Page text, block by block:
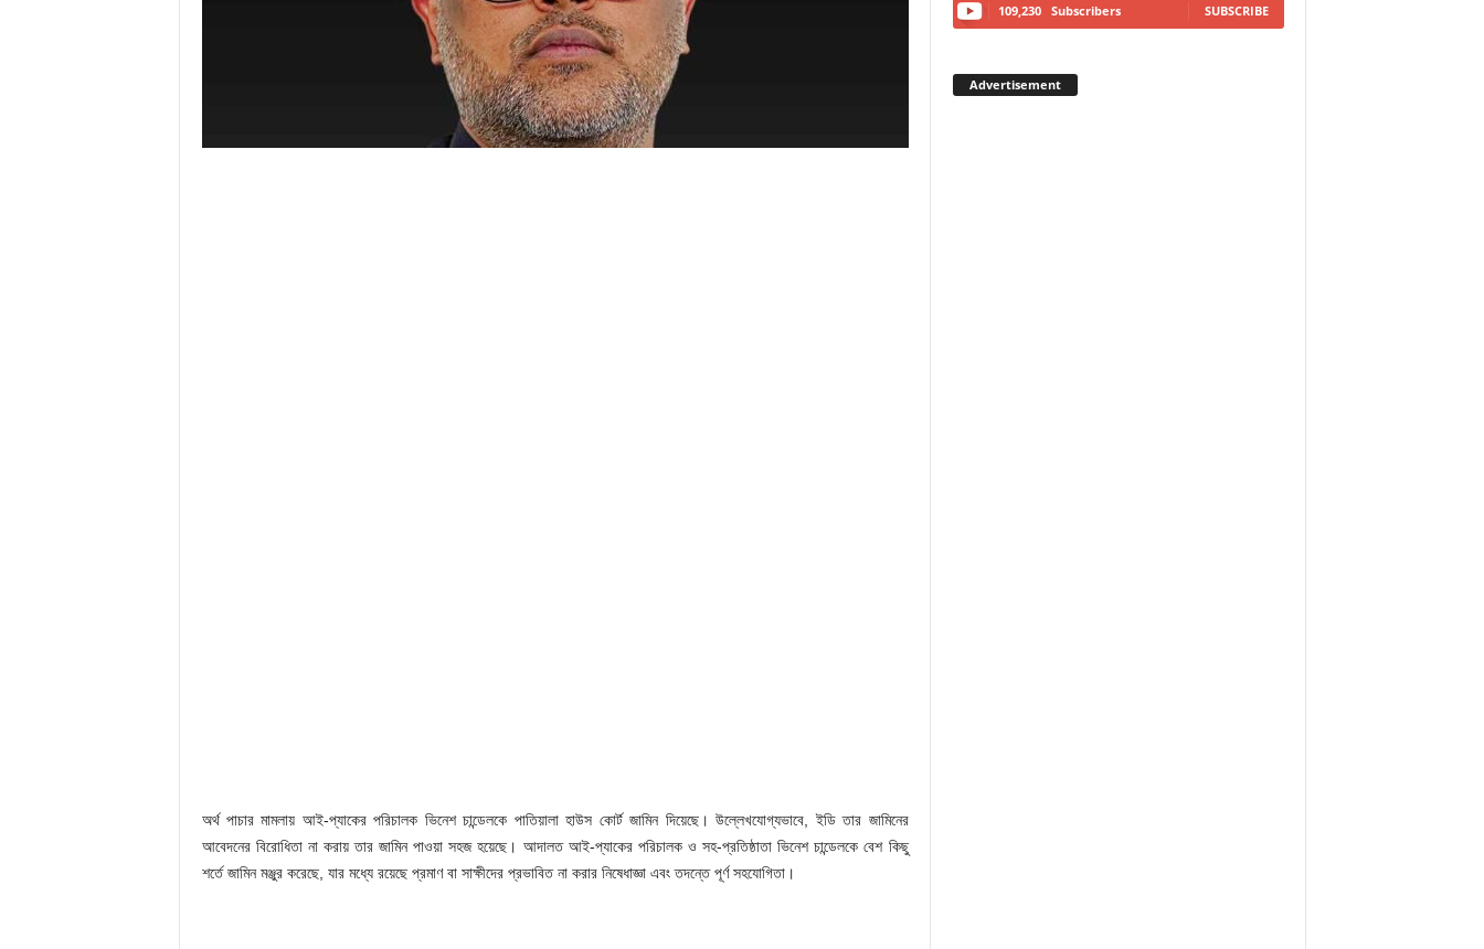
অর্থ পাচার মামলায় আই-প্যাকের পরিচালক ভিনেশ চান্ডেলকে পাতিয়ালা হাউস কোর্ট জামিন দিয়েছে। উল্লেখযোগ্যভাবে, ইডি তার জামিনের
আবেদনের বিরোধিতা না করায় তার জামিন পাওয়া সহজ হয়েছে। আদালত আই-প্যাকের পরিচালক ও সহ-প্রতিষ্ঠাতা ভিনেশ চান্ডেলকে বেশ কিছু
শর্তে জামিন মঞ্জুর করেছে, যার মধ্যে রয়েছে প্রমাণ বা সাক্ষীদের প্রভাবিত না করার নিষেধাজ্ঞা এবং তদন্তে পূর্ণ সহযোগিতা।
109,230 Subscribers SUBSCRIBE
Advertisement